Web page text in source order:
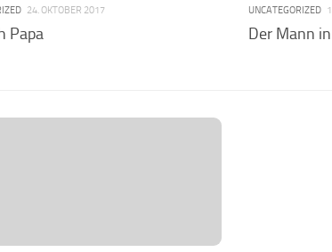
24. OKTOBER 2017
Papa
UNCATEGORIZED
Der Mann